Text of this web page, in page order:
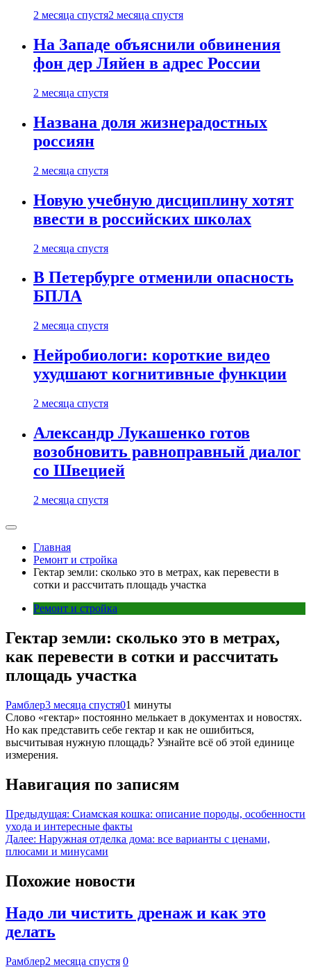
2 месяца спустя2 месяца спустя
На Западе объяснили обвинения
фон дер Ляйен в адрес России
2 месяца спустя
Названа доля жизнерадостных
россиян
2 месяца спустя
Новую учебную дисциплину хотят
ввести в российских школах
2 месяца спустя
В Петербурге отменили опасность
БПЛА
2 месяца спустя
Нейробиологи: короткие видео
ухудшают когнитивные функции
2 месяца спустя
Александр Лукашенко готов
возобновить равноправный диалог
со Швецией
2 месяца спустя
Главная
Ремонт и стройка
Гектар земли: сколько это в метрах, как перевести в
сотки и рассчитать площадь участка
Ремонт и стройка
Гектар земли: сколько это в метрах,
как перевести в сотки и рассчитать
площадь участка
Рамблер3 месяца спустя01 минуты
Слово «гектар» постоянно мелькает в документах и новостях.
Но как представить себе гектар и как не ошибиться,
высчитывая нужную площадь? Узнайте всё об этой единице
измерения.
Навигация по записям
Предыдущая: Сиамская кошка: описание породы, особенности
ухода и интересные факты
Далее: Наружная отделка дома: все варианты с ценами,
плюсами и минусами
Похожие новости
Надо ли чистить дренаж и как это
делать
Рамблер2 месяца спустя 0